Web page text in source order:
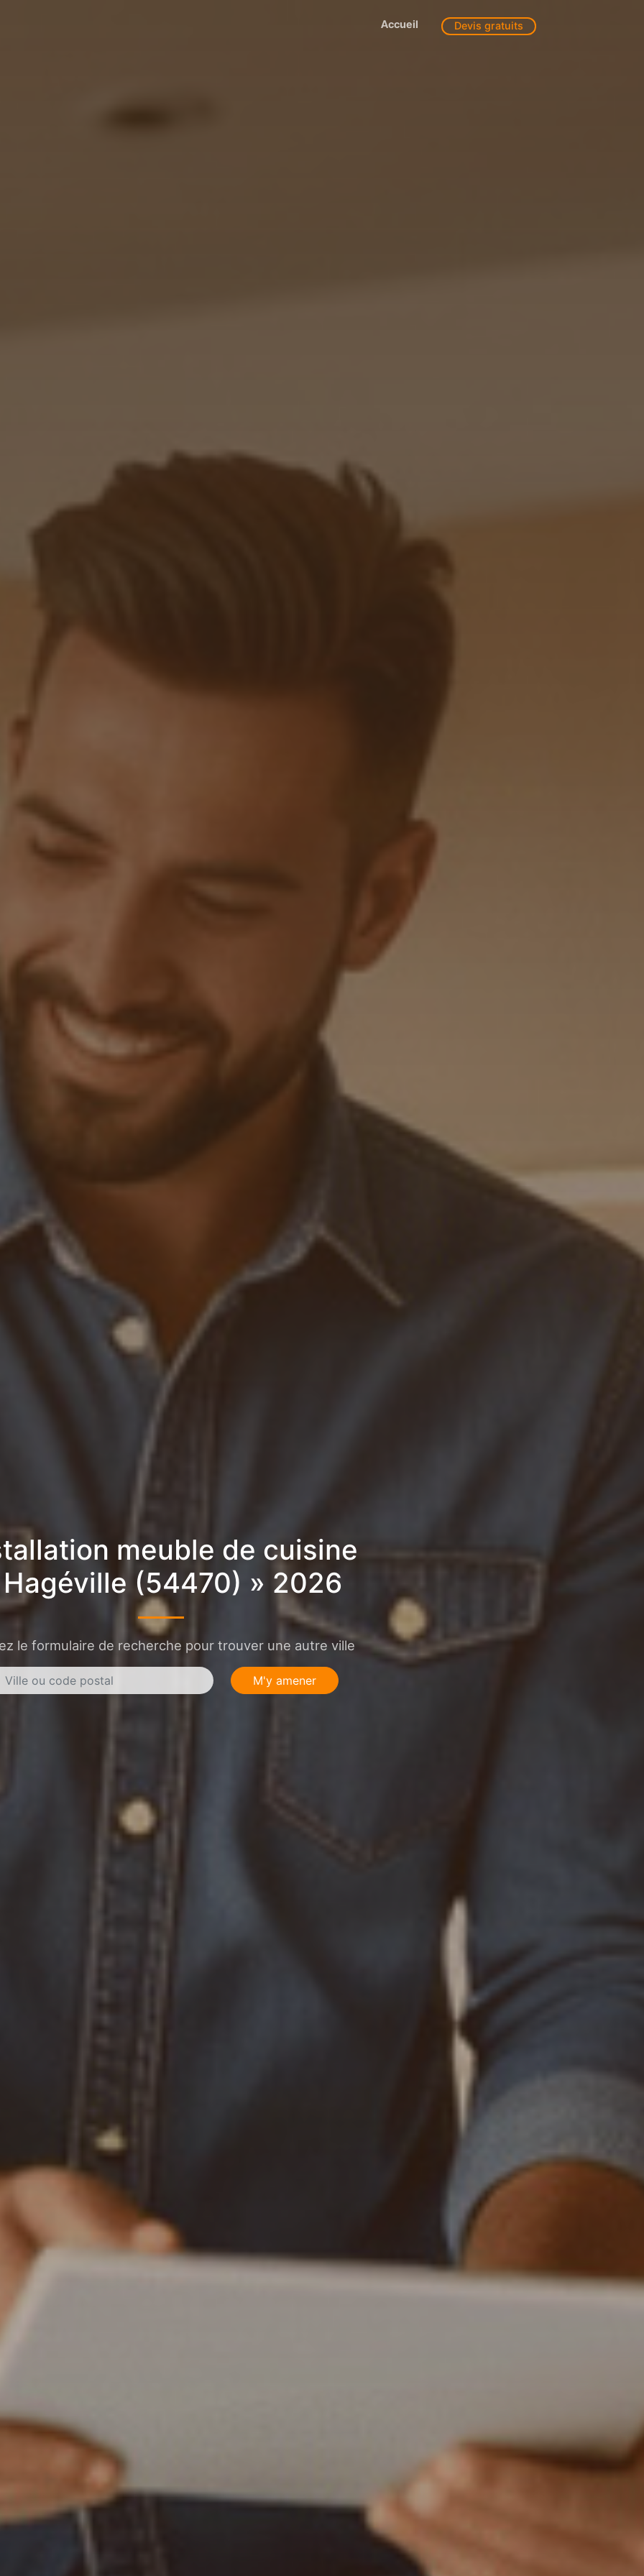
Accueil Devis gratuits
meuble de cuisine
(54470) » 2026
le formulaire de recherche pour trouver une autre ville
M'y amener